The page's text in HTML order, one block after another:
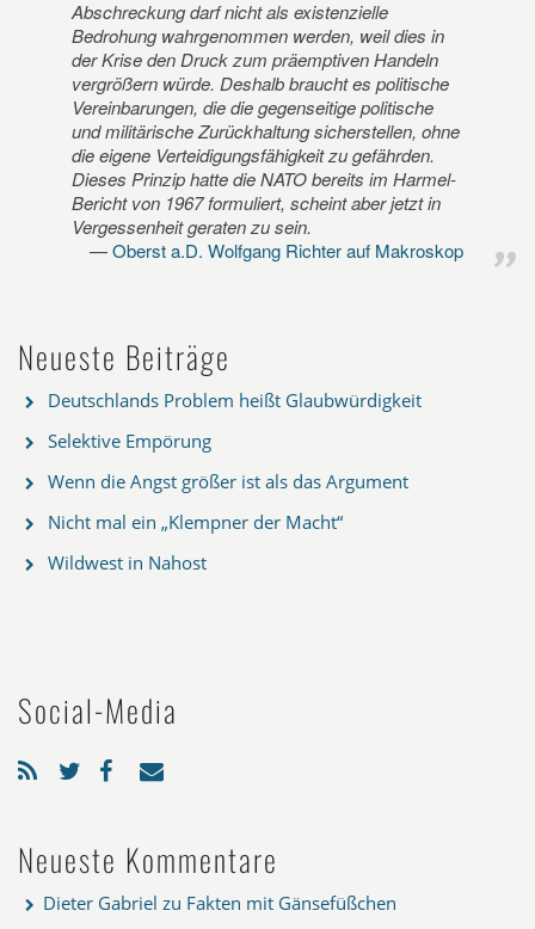
Abschreckung darf nicht als existenzielle
Bedrohung wahrgenommen werden, weil dies in
der Krise den Druck zum präemptiven Handeln
vergrößern würde. Deshalb braucht es politische
Vereinbarungen, die die gegenseitige politische
und militärische Zurückhaltung sicherstellen, ohne
die eigene Verteidigungsfähigkeit zu gefährden.
Dieses Prinzip hatte die NATO bereits im Harmel-
Bericht von 1967 formuliert, scheint aber jetzt in
Vergessenheit geraten zu sein.
Oberst a.D. Wolfgang Richter auf Makroskop
Neueste Beiträge
Deutschlands Problem heißt Glaubwürdigkeit
Selektive Empörung
Wenn die Angst größer ist als das Argument
Nicht mal ein „Klempner der Macht“
Wildwest in Nahost
Social-Media
Neueste Kommentare
Dieter Gabriel zu Fakten mit Gänsefüßchen